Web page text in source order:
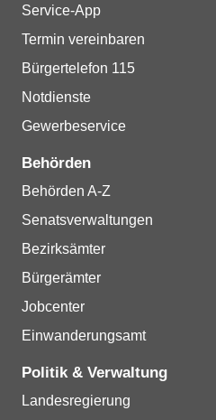
Service-App
Termin vereinbaren
Bürgertelefon 115
Notdienste
Gewerbeservice
Behörden
Behörden A-Z
Senatsverwaltungen
Bezirksämter
Bürgerämter
Jobcenter
Einwanderungsamt
Politik & Verwaltung
Landesregierung